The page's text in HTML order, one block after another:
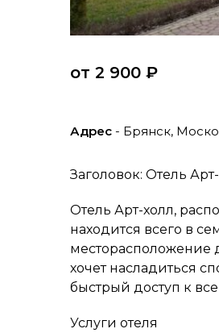
от 2 900 ₽
Адрес - Брянск,
Заголовок: Отель
Отель Арт-холл,
находится всего в
месторасположение
хочет насладиться
быстрый доступ к
Услуги отеля